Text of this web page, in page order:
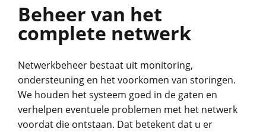
Beheer van het
complete netwerk
Netwerkbeheer bestaat uit monitoring,
ondersteuning en het voorkomen van storingen.
We houden het systeem goed in de gaten en
verhelpen eventuele problemen met het netwerk
voordat die ontstaan. Dat betekent dat u er